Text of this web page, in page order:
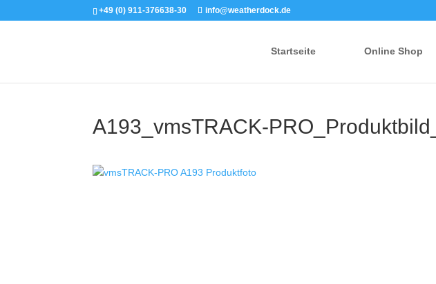
+49 (0) 911-376638-30 info@weatherdock.de
Startseite Online Shop
A193_vmsTRACK-